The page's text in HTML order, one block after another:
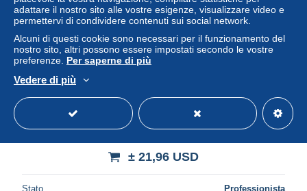
Israel Bl. 20,21,22,23,24,25,26,27,28-
± 21,96 USD
Stato Professionista
adattare il nostro sito alle vostre esigenze, visualizzare video e
permettervi di condividere contenuti sui social network.
Alcuni di questi cookie sono necessari per il funzionamento del
nostro sito, altri possono essere impostati secondo le vostre
preferenze. Per saperne di più
Vedere di più